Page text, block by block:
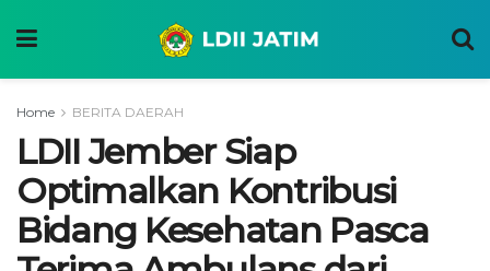
Home BERITA DAERAH
LDII Jember Siap
Optimalkan Kontribusi
Bidang Kesehatan Pasca